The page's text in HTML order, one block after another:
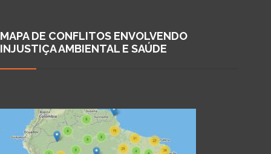
MAPA DE CONFLITOS ENVOLVENDO
INJUSTIÇA AMBIENTAL E SAÚDE